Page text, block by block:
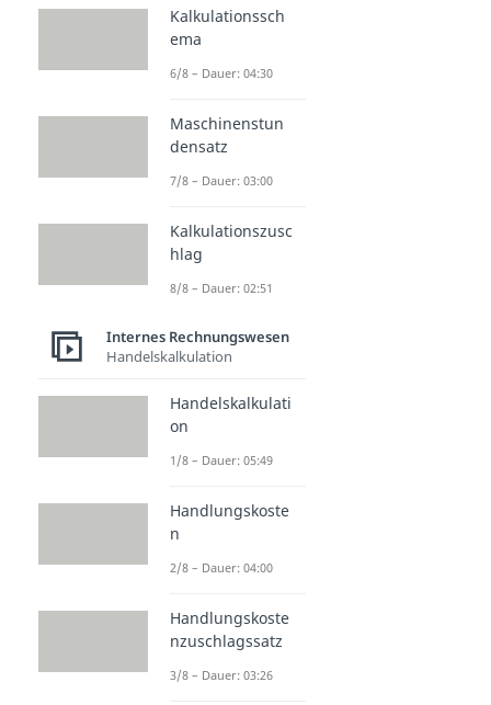
Kalkulationssch
ema
6/8 – Dauer: 04:30
Maschinenstun
densatz
7/8 – Dauer: 03:00
Kalkulationszusc
hlag
8/8 – Dauer: 02:51
Internes Rechnungswesen
Handelskalkulation
Handelskalkulati
on
1/8 – Dauer: 05:49
Handlungskoste
n
2/8 – Dauer: 04:00
Handlungskoste
nzuschlagssatz
3/8 – Dauer: 03:26